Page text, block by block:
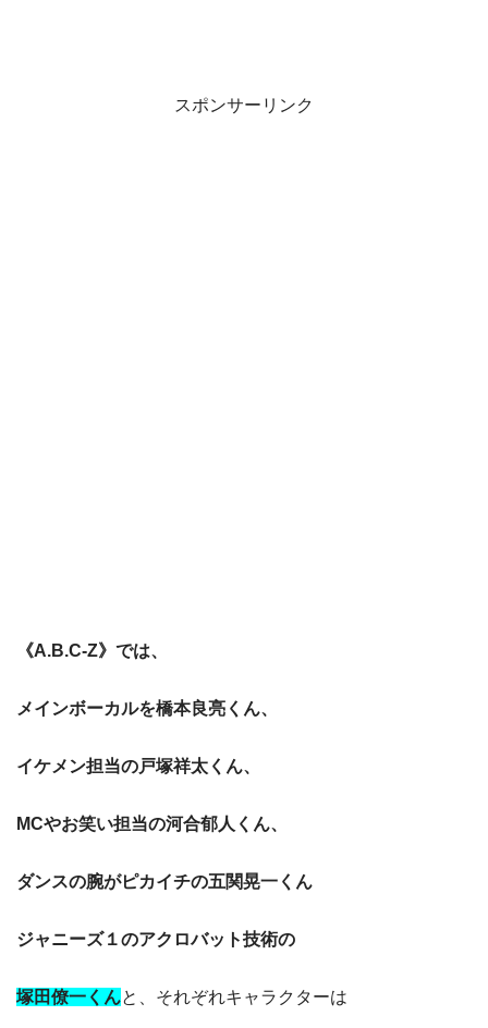
スポンサーリンク
《A.B.C-Z》では、
メインボーカルを橋本良亮くん、
イケメン担当の戸塚祥太くん、
MCやお笑い担当の河合郁人くん、
ダンスの腕がピカイチの五関晃一くん
ジャニーズ１のアクロバット技術の
塚田僚一くんと、それぞれキャラクターは